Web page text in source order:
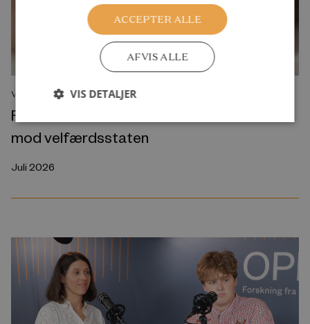
VIDENSOVERBLIK
Færre børn er ikke automatisk en trussel
mod velfærdsstaten
Juli 2026
ACCEPTER ALLE
AFVIS ALLE
VIS DETALJER